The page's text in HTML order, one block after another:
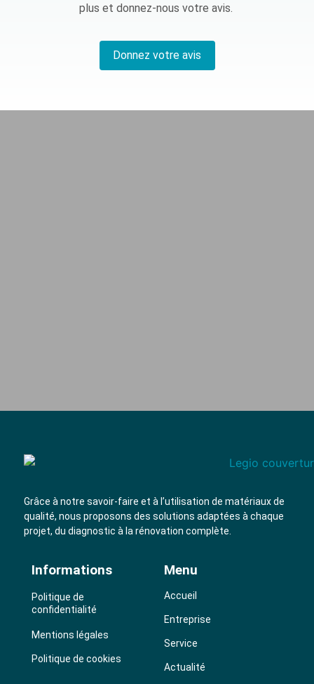
plus et donnez-nous votre avis.
Donnez votre avis
Grâce à notre savoir-faire et à l’utilisation de matériaux de
qualité, nous proposons des solutions adaptées à chaque
projet, du diagnostic à la rénovation complète.
Informations
Politique de
confidentialité
Mentions légales
Politique de cookies
Menu
Accueil
Entreprise
Service
Actualité